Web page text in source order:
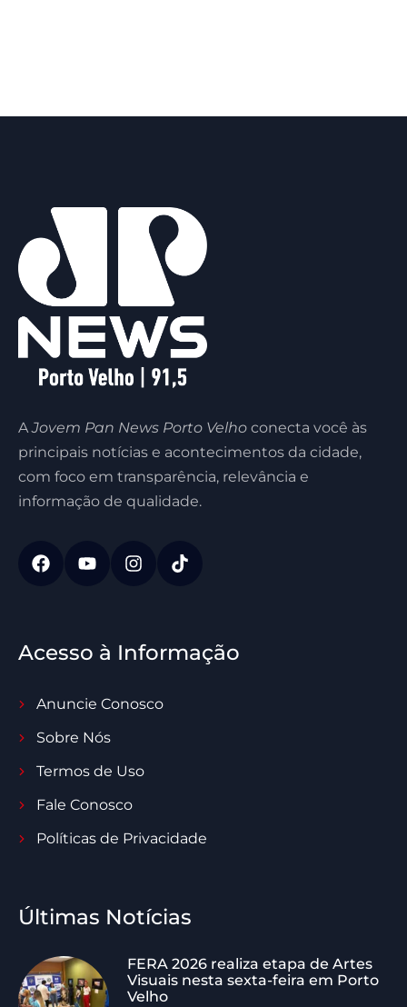
AJovem Pan News Porto Velho conecta você às
principais notícias e acontecimentos da cidade,
com foco em transparência, relevância e
informação de qualidade.
Acesso à Informação
Anuncie Conosco
Sobre Nós
Termos de Uso
Fale Conosco
Políticas de Privacidade
Últimas Notícias
FERA 2026 realiza etapa de Artes
Visuais nesta sexta-feira em Porto
Velho